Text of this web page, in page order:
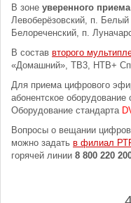
В зоне уверенного приема
Левоберёзовский, п.
Белореченский, п.
В состав второго
«Домашний», ТВ3, НТВ+
Для приема цифрового
абонентское оборудование
Оборудование стандарта
Вопросы о вещании
можно задать в филиал
горячей линии 8 800 220